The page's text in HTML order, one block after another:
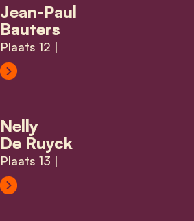
Jean-Paul
Bauters
Plaats 12 |
View Jean-Paul Bauters's profile
Nelly
De Ruyck
Plaats 13 |
View Nelly De Ruyck's profile